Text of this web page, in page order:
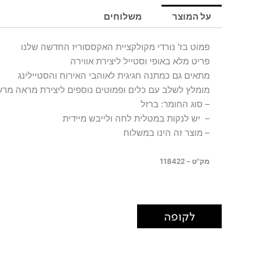
PONK
על המוצר
משלוחים
פמוט בז' נורדי מקולקציית האקססוריז החדשה שלנו
פריט מלא באופי וסטייל ליצירת אווירה
מתאים גם כמתנה חגיגית לאוהבי האירוח והסטיילינג
מומלץ לשלב עם כלים ופמוטים נוספים ליצירת מראה
– סוג החומר: ברזל
– יש לנקות במטלית לחה ולייבש מיידית
– מוצר זה הינו במשלוח
מק"ט – 118422
לקופה